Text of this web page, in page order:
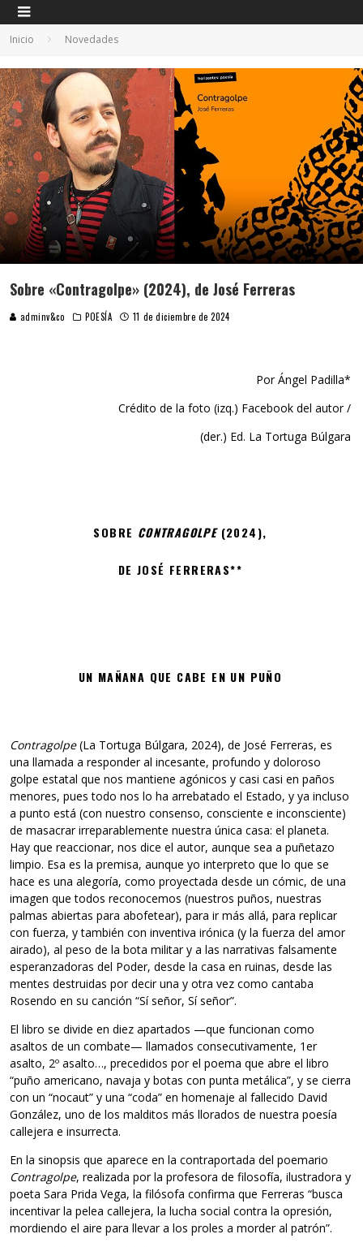
Inicio Novedades
Sobre «Contragolpe» (2024), de José Ferreras
adminv&co POESÍA 11 de diciembre de 2024
Por Ángel Padilla*
Crédito de la foto (izq.) Facebook del autor /
(der.) Ed. La Tortuga Búlgara
SOBRE CONTRAGOLPE(2024),
DE JOSÉ FERRERAS**
UN MAÑANA QUE CABE EN UN PUÑO
Contragolpe(La Tortuga Búlgara, 2024), de José Ferreras, es
una llamada a responder al incesante, profundo y doloroso
golpe estatal que nos mantiene agónicos y casi casi en paños
menores, pues todo nos lo ha arrebatado el Estado, y ya incluso
a punto está (con nuestro consenso, consciente e inconsciente)
de masacrar irreparablemente nuestra única casa: el planeta.
Hay que reaccionar, nos dice el autor, aunque sea a puñetazo
limpio. Esa es la premisa, aunque yo interpreto que lo que se
hace es una alegoría, como proyectada desde un cómic, de una
imagen que todos reconocemos (nuestros puños, nuestras
palmas abiertas para abofetear), para ir más allá, para replicar
con fuerza, y también con inventiva irónica (y la fuerza del amor
airado), al peso de la bota militar y a las narrativas falsamente
esperanzadoras del Poder, desde la casa en ruinas, desde las
mentes destruidas por decir una y otra vez como cantaba
Rosendo en su canción “Sí señor, Sí señor”.
El libro se divide en diez apartados —que funcionan como
asaltos de un combate— llamados consecutivamente, 1er
asalto, 2º asalto…, precedidos por el poema que abre el libro
“puño americano, navaja y botas con punta metálica”, y se cierra
con un “nocaut” y una “coda” en homenaje al fallecido David
González, uno de los malditos más llorados de nuestra poesía
callejera e insurrecta.
En la sinopsis que aparece en la contraportada del poemario
Contragolpe, realizada por la profesora de filosofía, ilustradora y
poeta Sara Prida Vega, la filósofa confirma que Ferreras “busca
incentivar la pelea callejera, la lucha social contra la opresión,
mordiendo el aire para llevar a los proles a morder al patrón”.